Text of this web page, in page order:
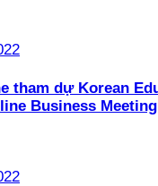
tham dự Korean
Business Meeting